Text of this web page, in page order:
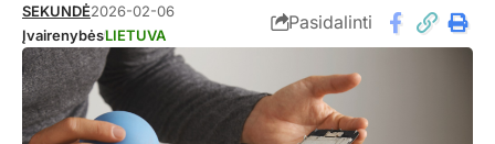
SEKUNDĖ2026-02-06
ĮvairenybėsLIETUVA
Pasidalinti